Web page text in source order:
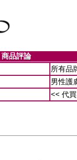
商品評論
所有品
男性護
<< 代